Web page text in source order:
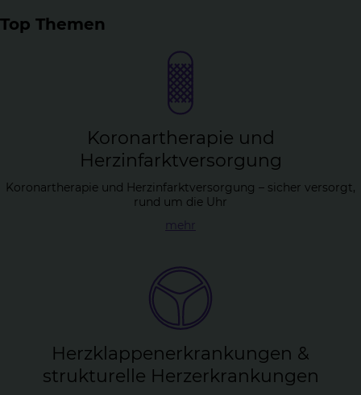
Top Themen
Ko­ron­arthe­ra­pie und
Herz­in­farkt­ver­sor­gung
Koronartherapie und Herzinfarktversorgung – sicher versorgt,
rund um die Uhr
mehr
Herz­klap­pen­er­kran­kun­gen &
struk­tu­rel­le Herz­er­kran­kun­gen